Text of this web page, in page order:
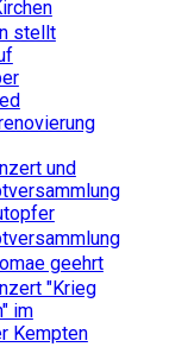
stellt
und
geehrt
"Krieg
im
Kempten